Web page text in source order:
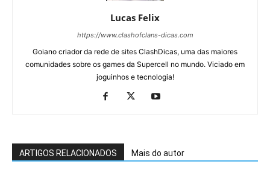
Lucas Felix
https://www.clashofclans-dicas.com
Goiano criador da rede de sites ClashDicas, uma das maiores
comunidades sobre os games da Supercell no mundo. Viciado em
joguinhos e tecnologia!
ARTIGOS RELACIONADOS Mais do autor